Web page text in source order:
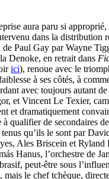
aura paru si
dans la distribution
Paul Gay par Wayne
Denoke, en retrait dans
ici), renoue avec le
à ses côtés, à
avec toujours autant
et Vincent Le Texier,
et dramatiquement
qualifier de secondaires
qu’ils le sont par
Ales Briscein et Ryland
Hanus, l’orchestre de
peut-être sous
le chef tchèque,